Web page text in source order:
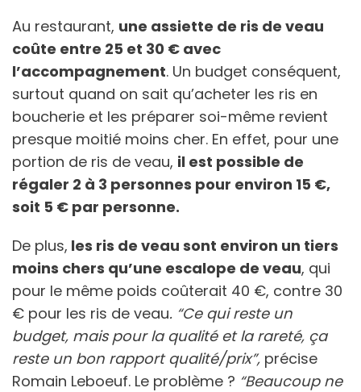
Au restaurant, une assiette de ris de veau
coûte entre 25 et 30 € avec
l’accompagnement. Un budget conséquent,
surtout quand on sait qu’acheter les ris en
boucherie et les préparer soi-même revient
presque moitié moins cher. En effet, pour une
portion de ris de veau, il est possible de
régaler 2 à 3 personnes pour environ 15 €,
soit 5 € par personne.
De plus, les ris de veau sont environ un tiers
moins chers qu’une escalope de veau, qui
pour le même poids coûterait 40 €, contre 30
€ pour les ris de veau. “Ce qui reste un
budget, mais pour la qualité et la rareté, ça
reste un bon rapport qualité/prix”, précise
Romain Leboeuf. Le problème ? “Beaucoup ne